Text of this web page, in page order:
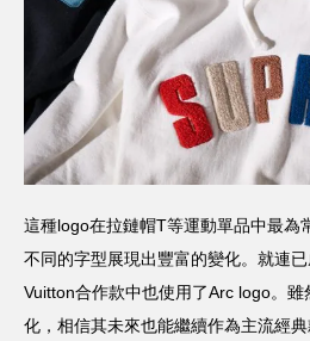
這種logo在拉鏈帽T等運動單品中最為
不同的字型展現出豐富的變化。就連
Vuitton合作款中也使用了Arc logo。
化，相信其未來也能繼續作為主流經典